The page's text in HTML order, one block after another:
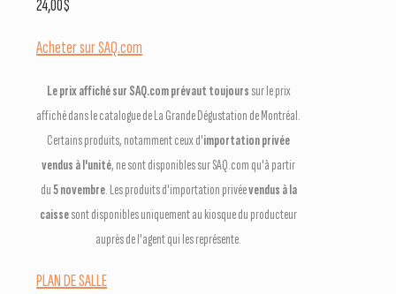
24,00$
Acheter sur SAQ.com
Le prix affiché sur SAQ.com prévaut toujours sur le prix
affiché dans le catalogue de La Grande Dégustation de Montréal.
Certains produits, notamment ceux d'importation privée
vendus à l'unité, ne sont disponibles sur SAQ.com qu'à partir
du5 novembre. Les produits d'importation privéevendus à la
caissesont disponibles uniquement au kiosque du producteur
auprès de l'agent qui les représente.
PLAN DE SALLE